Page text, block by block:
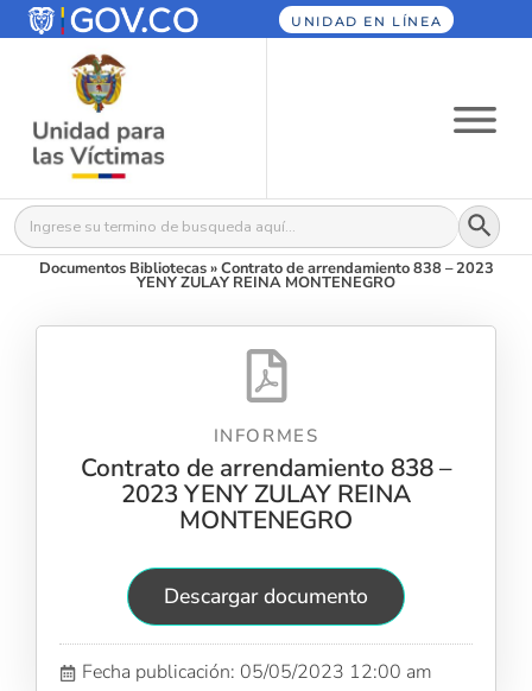
UNIDAD EN LÍNEA
Buscar: Botón
Documentos Bibliotecas»Contrato de arrendamiento 838 – 2023
YENY ZULAY REINA MONTENEGRO
INFORMES
Contrato de arrendamiento 838 –
2023 YENY ZULAY REINA
MONTENEGRO
Descargar documento
Fecha publicación: 05/05/2023 12:00 am